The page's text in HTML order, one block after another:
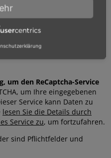
um den ReCaptcha-Service
um Ihre eingegebenen
Service kann Daten zu
lesen Sie die Details durch
Service zu, um fortzufahren.
sind Pflichtfelder und